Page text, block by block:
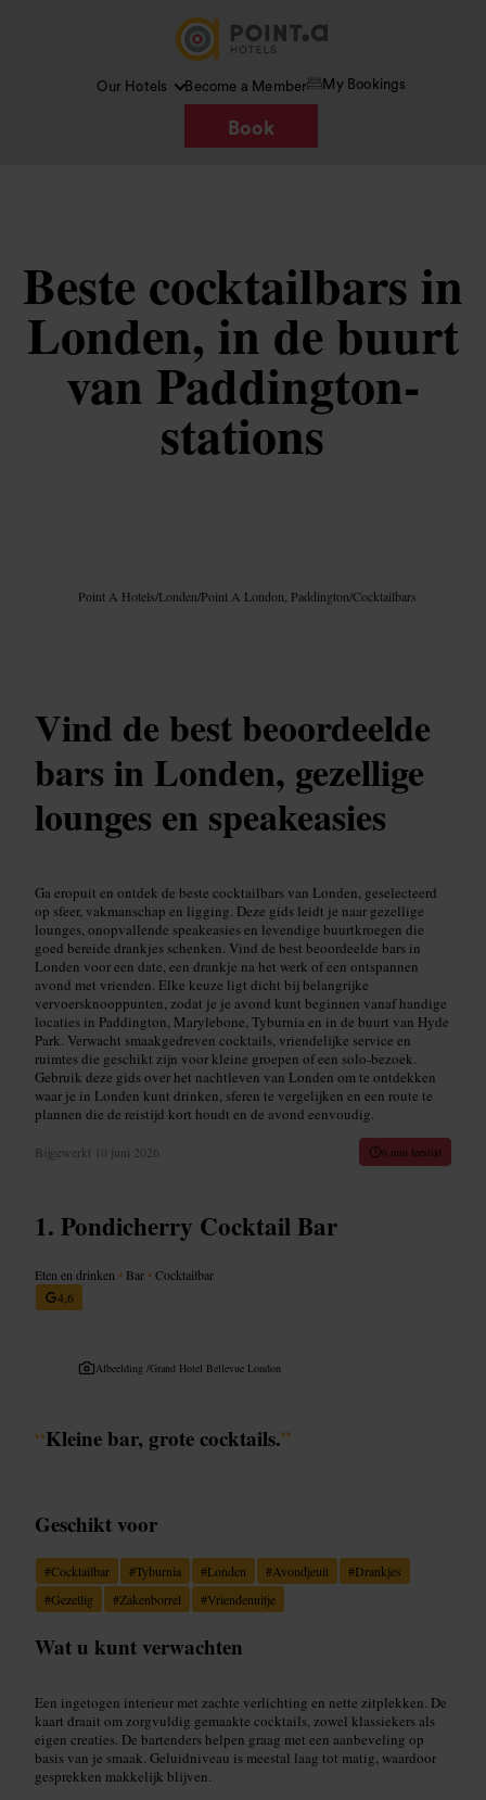
Our Hotels Become a Member My Bookings
Book
Beste cocktailbars in
Londen, in de buurt
van Paddington-
stations
Point A Hotels/Londen/Point A London, Paddington/Cocktailbars
Vind de best beoordeelde
bars in Londen, gezellige
lounges en speakeasies
Ga eropuit en ontdek de beste cocktailbars van Londen, geselecteerd
op sfeer, vakmanschap en ligging. Deze gids leidt je naar gezellige
lounges, onopvallende speakeasies en levendige buurtkroegen die
goed bereide drankjes schenken. Vind de best beoordeelde bars in
Londen voor een date, een drankje na het werk of een ontspannen
avond met vrienden. Elke keuze ligt dicht bij belangrijke
vervoersknooppunten, zodat je je avond kunt beginnen vanaf handige
locaties in Paddington, Marylebone, Tyburnia en in de buurt van Hyde
Park. Verwacht smaakgedreven cocktails, vriendelijke service en
ruimtes die geschikt zijn voor kleine groepen of een solo-bezoek.
Gebruik deze gids over het nachtleven van Londen om te ontdekken
waar je in Londen kunt drinken, sferen te vergelijken en een route te
plannen die de reistijd kort houdt en de avond eenvoudig.
Bijgewerkt 10 juni 2026 6 min leestijd
Pondicherry Cocktail Bar
Eten en drinken • Bar •Cocktailbar
4,6
Afbeelding /Grand Hotel Bellevue London
“Kleine bar, grote cocktails.”
Geschikt voor
#Cocktailbar #Tyburnia #Londen #Avondjeuit #Drankjes
#Gezellig #Zakenborrel #Vriendenuitje
Wat u kunt verwachten
Een ingetogen interieur met zachte verlichting en nette zitplekken. De
kaart draait om zorgvuldig gemaakte cocktails, zowel klassiekers als
eigen creaties. De bartenders helpen graag met een aanbeveling op
basis van je smaak. Geluidniveau is meestal laag tot matig, waardoor
gesprekken makkelijk blijven.